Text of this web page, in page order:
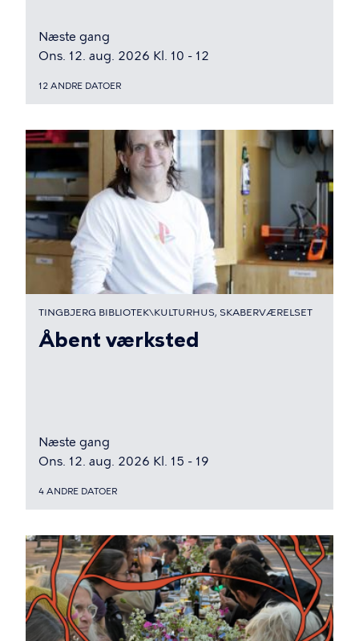
Næste gang
Ons. 12. aug. 2026 Kl. 10 - 12
12 ANDRE DATOER
TINGBJERG BIBLIOTEK\KULTURHUS, SKABERVÆRELSET
Åbent værksted
Næste gang
Ons. 12. aug. 2026 Kl. 15 - 19
4 ANDRE DATOER